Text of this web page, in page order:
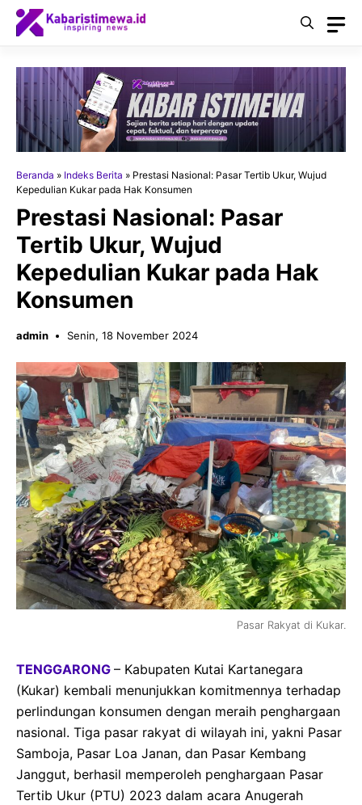
Langsung
Beranda » Indeks Berita » Prestasi Nasional: Pasar Tertib Ukur, Wujud
Kepedulian Kukar pada Hak Konsumen
Prestasi Nasional: Pasar
Tertib Ukur, Wujud
Kepedulian Kukar pada Hak
Konsumen
admin Senin, 18 November 2024
Pasar Rakyat di Kukar.
TENGGARONG – Kabupaten Kutai Kartanegara
(Kukar) kembali menunjukkan komitmennya terhadap
perlindungan konsumen dengan meraih penghargaan
nasional. Tiga pasar rakyat di wilayah ini, yakni Pasar
Samboja, Pasar Loa Janan, dan Pasar Kembang
Janggut, berhasil memperoleh penghargaan Pasar
Tertib Ukur (PTU) 2023 dalam acara Anugerah